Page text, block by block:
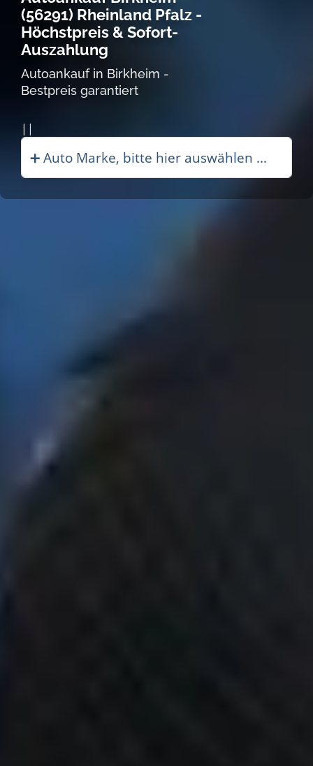
(56291) Rheinland Pfalz -
Höchstpreis & Sofort-
Auszahlung
Autoankauf in Birkheim -
Bestpreis garantiert
Autoankauf |